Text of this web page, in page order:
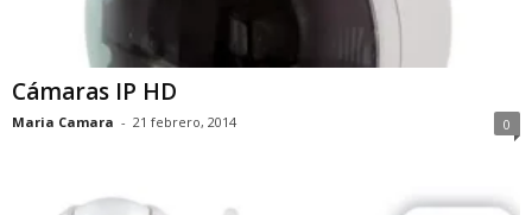
Cámaras IP HD
Maria Camara - 21 febrero, 2014 0